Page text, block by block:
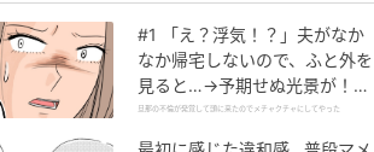
#1 「え？浮気！？」夫がなか
なか帰宅しないので、ふと外を
見ると…→予期せぬ光景が！｜
旦那の不倫が発覚して頭に来た
旦那の不倫が発覚して頭に来たのでメチャクチャにしてやった